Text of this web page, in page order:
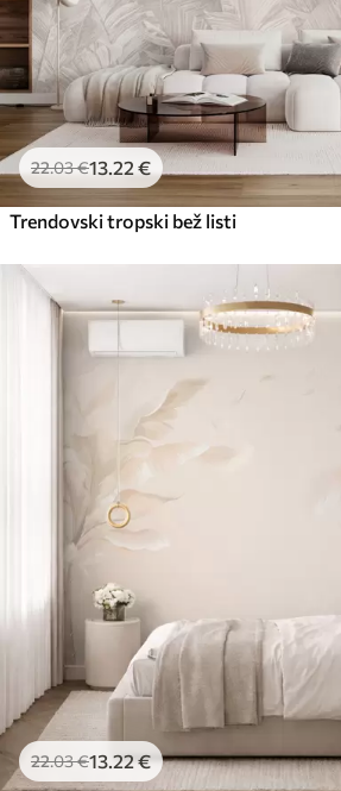
Peel and Stick
81 .67 49 .00€ /m²
22.03€13 .22 €
Trendovski tropski bež listi
22.03€13 .22€